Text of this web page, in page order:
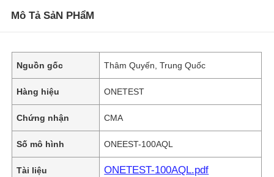
Mô Tả SảN PHẩM
Nguồn gốc Thâm Quyến, Trung Quốc
Hàng hiệu ONETEST
Chứng nhận CMA
Số mô hình ONEEST-100AQL
Tài liệu ONETEST-100AQL.pdf